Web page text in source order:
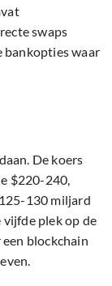
swaps
bankopties waar
De koers
$220-240,
130 miljard
vijfde plek op de
blockchain